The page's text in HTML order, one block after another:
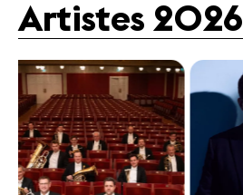
Artistes 2026